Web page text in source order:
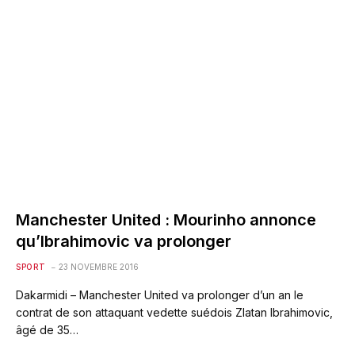
Manchester United : Mourinho annonce
qu’Ibrahimovic va prolonger
SPORT 23 NOVEMBRE 2016
Dakarmidi – Manchester United va prolonger d’un an le
contrat de son attaquant vedette suédois Zlatan Ibrahimovic,
âgé de 35…